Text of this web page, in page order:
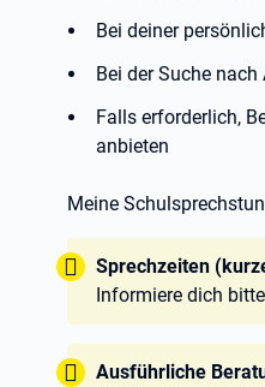
Bei deiner
Bei der Suche
Falls erforderlich,
anbieten
Meine
Tipp:
Sprechzeiten
Informiere dich
Tipp:
Ausführliche